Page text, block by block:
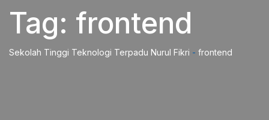
Tag: frontend
Sekolah Tinggi Teknologi Terpadu Nurul Fikri - frontend